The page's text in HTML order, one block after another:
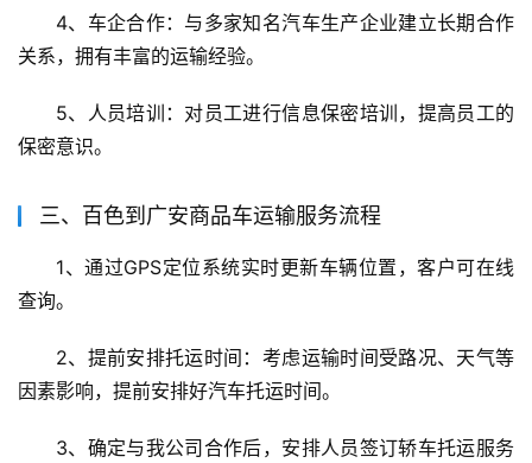
4、车企合作：与多家知名汽车生产企业建立长期合作
关系，拥有丰富的运输经验。
5、人员培训：对员工进行信息保密培训，提高员工的
保密意识。
三、百色到广安商品车运输服务流程
1、通过GPS定位系统实时更新车辆位置，客户可在线
查询。
2、提前安排托运时间：考虑运输时间受路况、天气等
因素影响，提前安排好汽车托运时间。
3、确定与我公司合作后，安排人员签订轿车托运服务